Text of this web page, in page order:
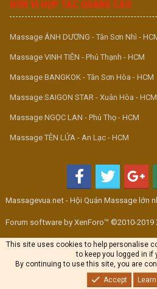
ĐƠN VỊ HỢP TÁC QUẢNG CÁO
Massage ÁNH DƯƠNG - Tân Sơn Nhì -
Massage VINH TIÊN - Phú Thạnh - HCM
Massage BANGKOK - Tân Sơn Hòa - HCM
Massage SAIGON STAR - Xuân Hòa - HCM
Massage NGỌC LAN - Phú Thọ - HCM
Massage TÊN LỬA - An Lạc - HCM
Massagevua.net - Hội Quán Massage lớn
Forum software by XenForo™ ©2010-2019
This site uses cookies to help personalise
to keep you logged in if
By continuing to use this site, you are
Accept